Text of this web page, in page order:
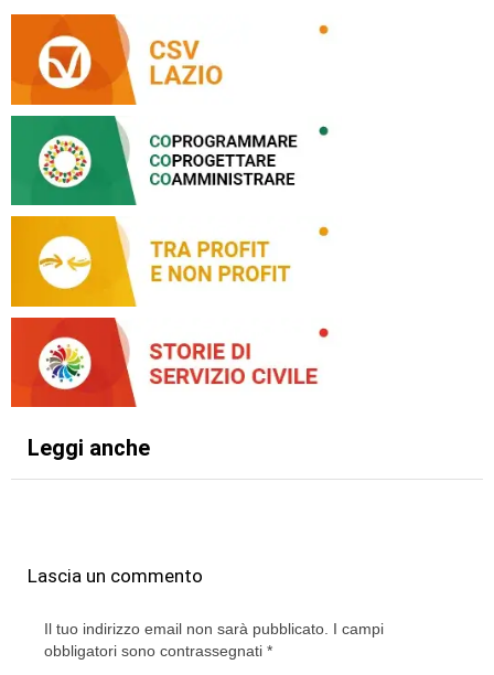
Leggi anche
Lascia un commento
Il tuo indirizzo email non sarà pubblicato. I campi
obbligatori sono contrassegnati *